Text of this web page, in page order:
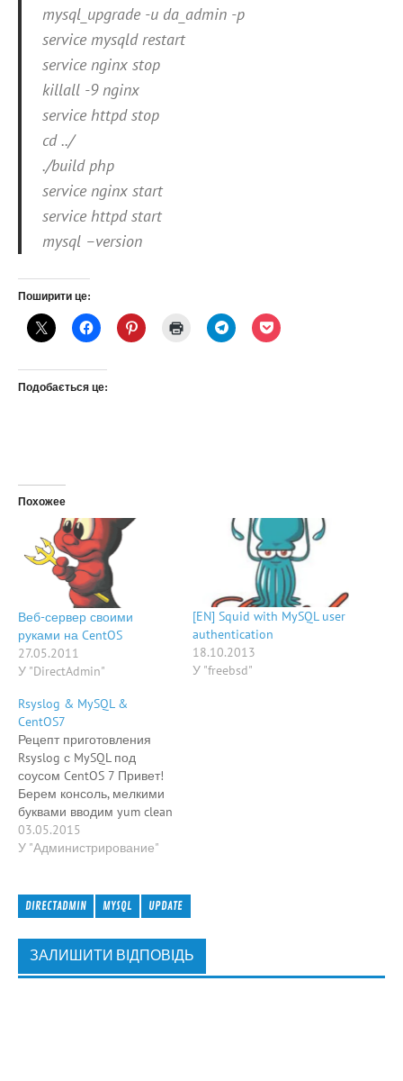
mysql_upgrade -u da_admin -p
service mysqld restart
service nginx stop
killall -9 nginx
service httpd stop
cd ../
./build php
service nginx start
service httpd start
mysql –version
Поширити це:
Подобається це:
Похожее
Веб-сервер своими
руками на CentOS
27.05.2011
У "DirectAdmin"
[EN] Squid with MySQL user
authentication
18.10.2013
У "freebsd"
Rsyslog & MySQL &
CentOS7
Рецепт приготовления
Rsyslog с MySQL под
соусом CentOS 7 Привет!
Берем консоль, мелкими
буквами вводим yum clean
all yum upgrade -y yum
install epel-release -y yum
Rsyslog-сервер и плагин
для работы с MySQL: yum
install rsyslog-mysql Далее
сохраняем стандартный
конфиг, а вместо…
03.05.2015
У "Администрирование"
DIRECTADMIN MYSQL UPDATE
ЗАЛИШИТИ ВІДПОВІДЬ